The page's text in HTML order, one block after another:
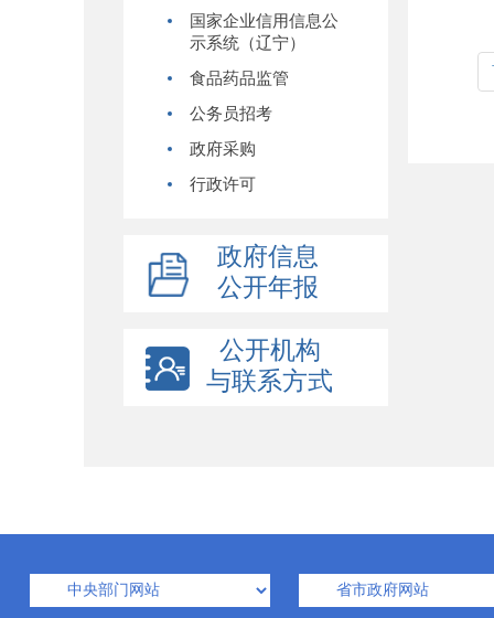
国家企业信用信息公
示系统（辽宁）
食品药品监管
公务员招考
政府采购
行政许可
政府信息
公开年报
公开机构
与联系方式